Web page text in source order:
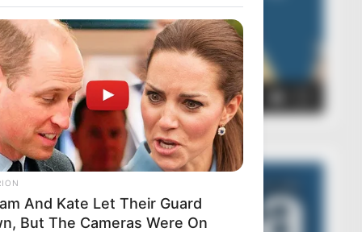
00:00 00:05
And Kate Let Their Guard
But The Cameras Were On